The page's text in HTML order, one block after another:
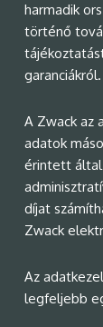
harmadik
történő
garanciákról.
A Zwack az
adatok
érintett által
díjat
Zwack
Az
legfeljebb